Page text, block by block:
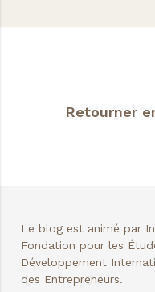
Retourner
Le blog est animé par
Fondation pour les
Développement
des Entrepreneurs.